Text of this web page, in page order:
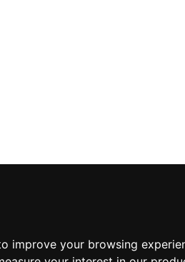
improve your browsing